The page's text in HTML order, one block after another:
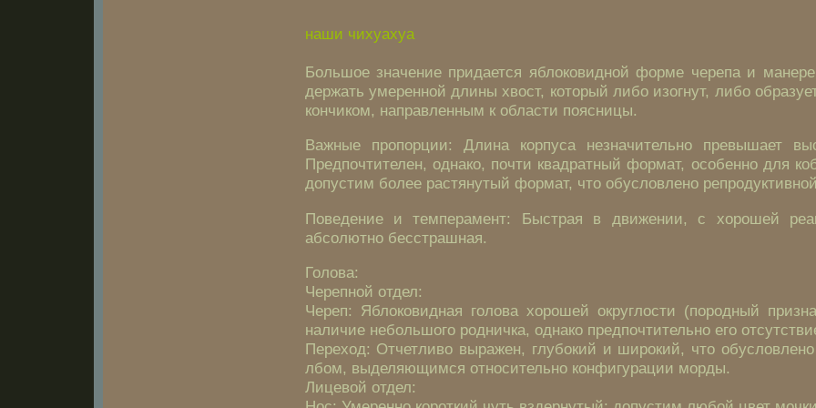
наши чихуахуа
Большое значение придается яблоковидной форме черепа и
держать умеренной длины хвост, который либо изогнут, либо
кончиком, направленным к области поясницы.
Важные пропорции: Длина корпуса незначительно превышает
Предпочтителен, однако, почти квадратный формат, особенно для
допустим более растянутый формат, что обусловлено
Поведение и темперамент: Быстрая в движении, с хорошей
абсолютно бесстрашная.
Голова:
Черепной отдел:
Череп: Яблоковидная голова хорошей округлости (породный
наличие небольшого родничка, однако предпочтительно его
Переход: Отчетливо выражен, глубокий и широкий, что
лбом, выделяющимся относительно конфигурации морды.
Лицевой отдел: